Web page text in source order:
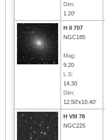
Dim:
1.20'
H II 707
NGC185
Mag:
9.20
L.S:
14.30
Dim:
12.50'x10.40'
H VIII 78
NGC225